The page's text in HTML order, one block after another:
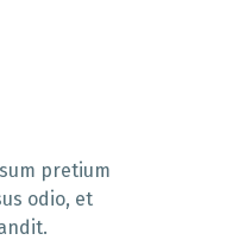
pretium
odio, et